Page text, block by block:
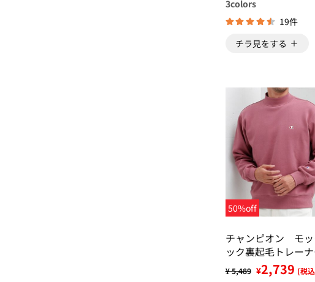
3colors
19件
チラ見をする
50%off
チャンピオン モッ
ック裏起毛トレー
¥ 5,489 ¥2,739 (税